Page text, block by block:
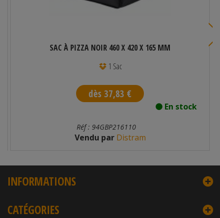
SAC À PIZZA NOIR 460 X 420 X 165 MM
1 Sac
dès 37,83 €
En stock
Réf : 94GBP216110
Vendu parDistram
INFORMATIONS
CATÉGORIES